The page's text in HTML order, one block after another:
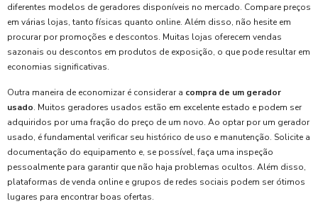
diferentes modelos de geradores disponíveis no mercado. Compare preços
em várias lojas, tanto físicas quanto online. Além disso, não hesite em
procurar por promoções e descontos. Muitas lojas oferecem vendas
sazonais ou descontos em produtos de exposição, o que pode resultar em
economias significativas.
Outra maneira de economizar é considerar a compra de um gerador
usado. Muitos geradores usados estão em excelente estado e podem ser
adquiridos por uma fração do preço de um novo. Ao optar por um gerador
usado, é fundamental verificar seu histórico de uso e manutenção. Solicite a
documentação do equipamento e, se possível, faça uma inspeção
pessoalmente para garantir que não haja problemas ocultos. Além disso,
plataformas de venda online e grupos de redes sociais podem ser ótimos
lugares para encontrar boas ofertas.